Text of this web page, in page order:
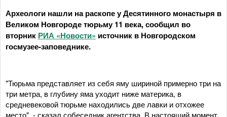
Археологи нашли на раскопе у Десятинного монастыря в
Великом Новгороде тюрьму 11 века, сообщил во
вторник РИА «Новости» источник в Новгородском
госмузее-заповеднике.
"Тюрьма представляет из себя яму шириной примерно три на
три метра, в глубину яма уходит ниже материка, в
средневековой тюрьме находились две лавки и отхожее
место", - сказал собеседник агентства. В настоящий момент